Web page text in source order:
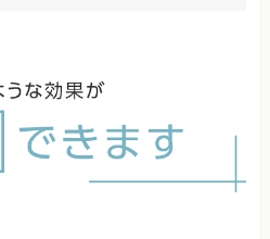
しい方法で行うことが重